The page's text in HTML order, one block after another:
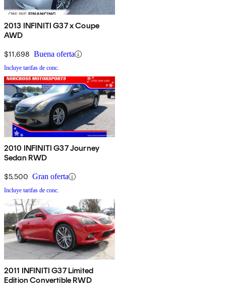
2013 INFINITI G37 x Coupe
AWD
$11,698 Buena oferta
Incluye tarifas de conc.
2010 INFINITI G37 Journey
Sedan RWD
$5,500 Gran oferta
Incluye tarifas de conc.
2011 INFINITI G37 Limited
Edition Convertible RWD